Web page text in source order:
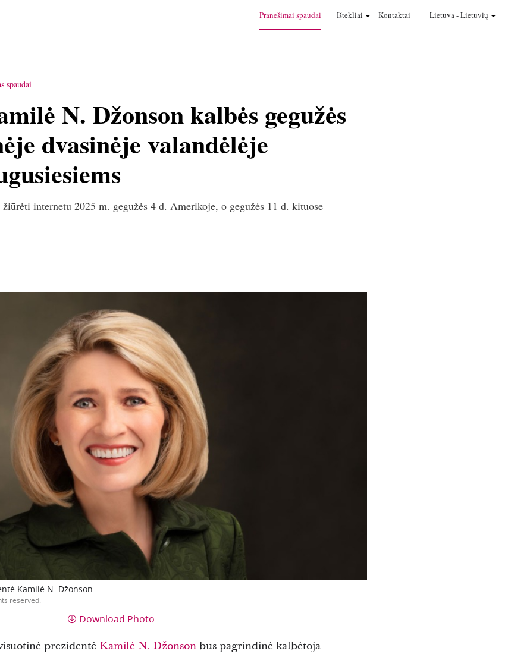
Pranešimai spaudai Ištekliai Kontaktai Lietuva-Lietuvių
spaudai
N. Džonson kalbės gegužės
dvasinėje valandėlėje
internetu 2025 m. gegužės 4 d. Amerikoje, o gegužės 11 d. kituose
Kamilė N. Džonson
reserved.
Download Photo
prezidentė Kamilė N. Džonsonbus pagrindinė kalbėtoja